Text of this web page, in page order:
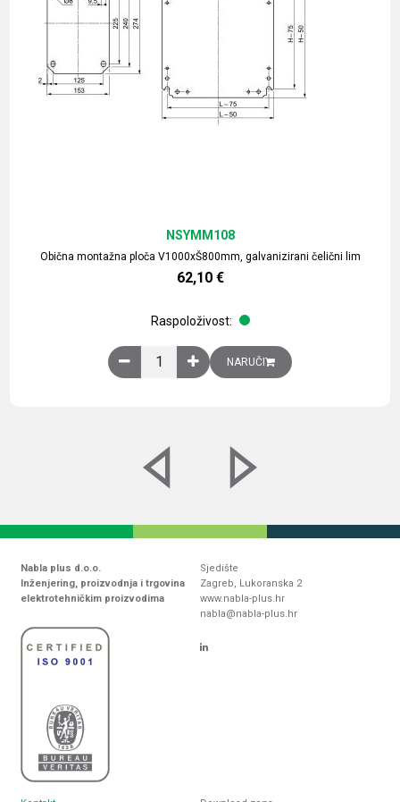
Obična montažna ploča V1000xŠ800mm, galvanizirani čelični lim
NSYMM108
62,10 €
Raspoloživost:
Obična montažna ploča V1000xŠ800mm,
NARUČI
Nabla plus d.o.o.
Inženjering, proizvodnja i trgovina
elektrotehničkim proizvodima
Sjedište
Zagreb, Lukoranska 2
www.nabla-plus.hr
nabla@nabla-plus.hr